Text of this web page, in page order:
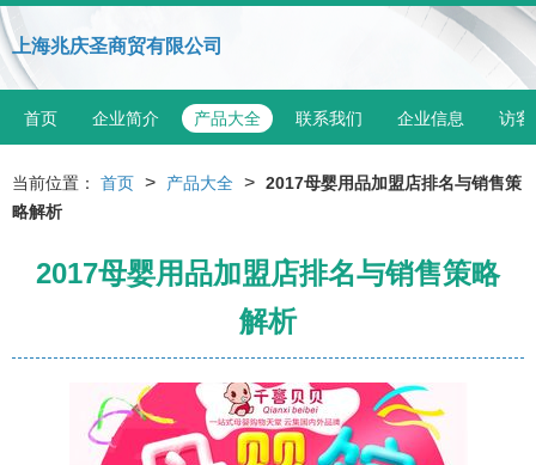
上海兆庆圣商贸有限公司
首页 企业简介 产品大全 联系我们 企业信息 访客
当前位置： 首页 > 产品大全 > 2017母婴用品加盟店排名与销售策
略解析
2017母婴用品加盟店排名与销售策略
解析